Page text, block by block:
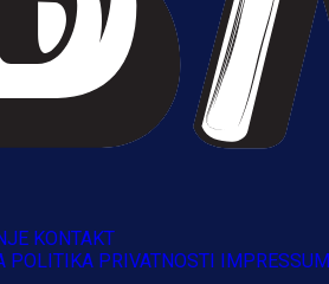
KONTAKT
POLITIKA PRIVATNOSTI IMPRESSUM